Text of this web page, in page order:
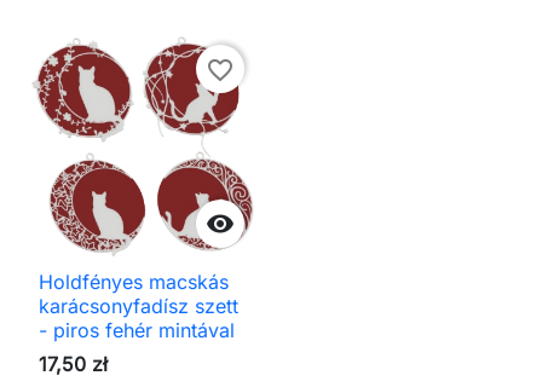

favorite_border
Holdfényes macskás
karácsonyfadísz szett
- piros fehér mintával
17,50 zł